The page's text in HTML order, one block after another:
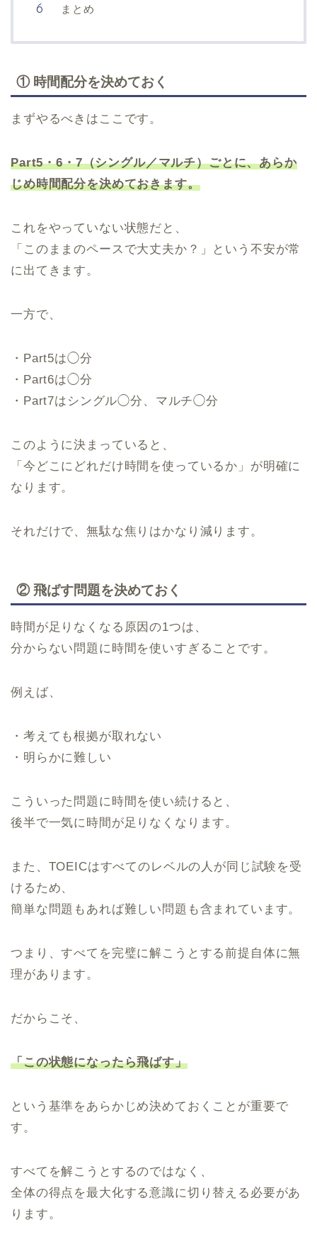
まとめ
① 時間配分を決めておく
まずやるべきはここです。
Part5・6・7（シングル／マルチ）ごとに、あらか
じめ時間配分を決めておきます。
これをやっていない状態だと、
「このままのペースで大丈夫か？」という不安が常
に出てきます。
一方で、
・Part5は◯分
・Part6は◯分
・Part7はシングル◯分、マルチ◯分
このように決まっていると、
「今どこにどれだけ時間を使っているか」が明確に
なります。
それだけで、無駄な焦りはかなり減ります。
② 飛ばす問題を決めておく
時間が足りなくなる原因の1つは、
分からない問題に時間を使いすぎることです。
例えば、
・考えても根拠が取れない
・明らかに難しい
こういった問題に時間を使い続けると、
後半で一気に時間が足りなくなります。
また、TOEICはすべてのレベルの人が同じ試験を受
けるため、
簡単な問題もあれば難しい問題も含まれています。
つまり、すべてを完璧に解こうとする前提自体に無
理があります。
だからこそ、
「この状態になったら飛ばす」
という基準をあらかじめ決めておくことが重要で
す。
すべてを解こうとするのではなく、
全体の得点を最大化する意識に切り替える必要があ
ります。